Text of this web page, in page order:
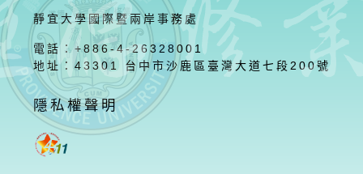
靜宜大學國際暨兩岸事務處
電話：+886-4-26328001
地址：43301 台中市沙鹿區臺灣大道七段200號
隱私權聲明